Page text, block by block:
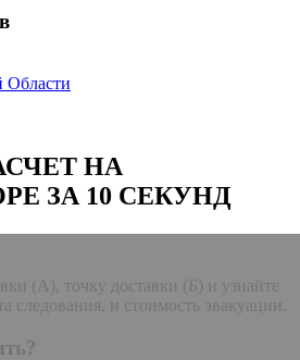
Области
НА
ЗА 10 СЕКУНД
(А), точку доставки (Б) и узнайте
следования, и стоимость эвакуации.